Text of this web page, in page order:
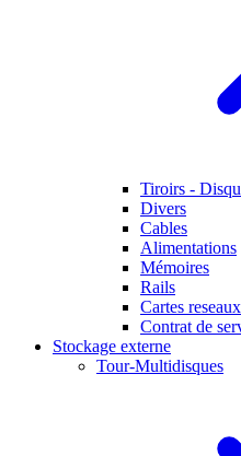
Tiroirs -
Divers
Cables
Alimentations
Mémoires
Rails
Cartes reseaux
Contrat de
Stockage externe
Tour-Multidisques